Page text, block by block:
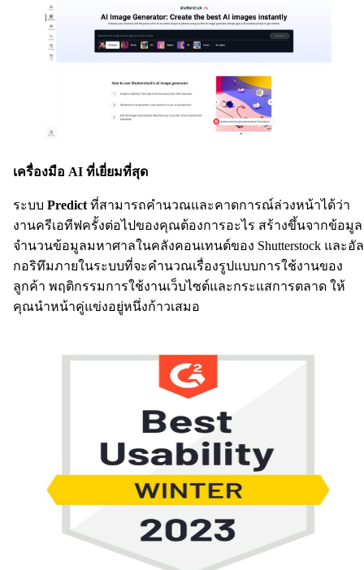
เครื่องมือ AI ที่เยี่ยมที่สุด
ระบบ Predict ที่สามารถคำนวณและคาดการณ์ล่วงหน้าได้ว่า
งานครีเอทีฟครั้งต่อไปของคุณต้องการอะไร สร้างขึ้นจากข้อมูล
จำนวนข้อมูลมหาศาลในคลังคอนเทนต์ของ Shutterstock และอัล
กอริทึมภายในระบบที่จะคำนวณเรื่องรูปแบบการใช้งานของ
ลูกค้า พฤติกรรมการใช้งานเว็บไซต์และกระแสการตลาด ให้
คุณนำหน้าคู่แข่งอยู่หนึ่งก้าวเสมอ